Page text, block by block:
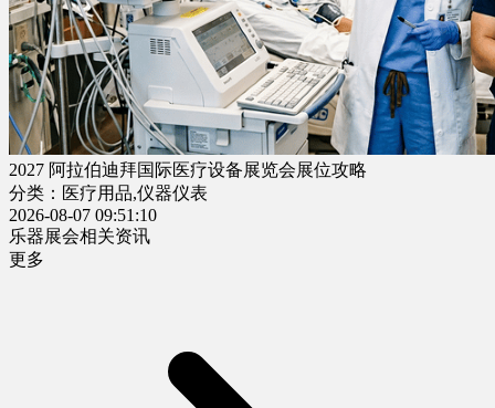
2027 阿拉伯迪拜国际医疗设备展览会展位攻略
分类：医疗用品,仪器仪表
2026-08-07 09:51:10
乐器展会相关资讯
更多